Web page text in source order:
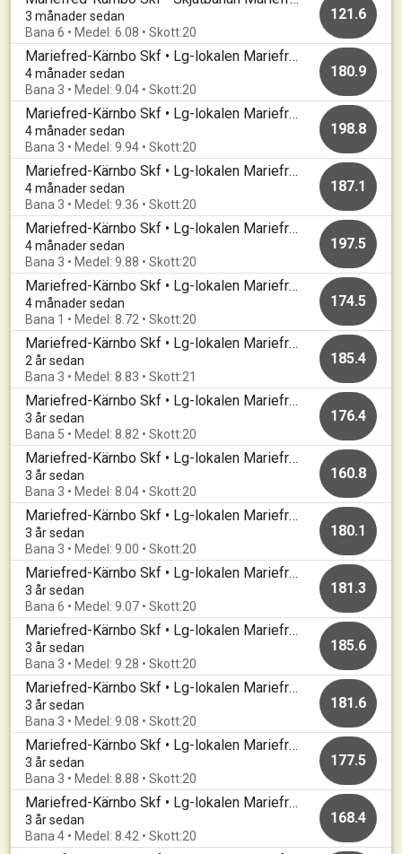
3 månader sedan
Bana 6 • Medel: 6.08 • Skott:20
121.6
Mariefred-Kärnbo Skf • Lg-lokalen Mariefred • 20260409
4 månader sedan
Bana 3 • Medel: 9.04 • Skott:20
180.9
Mariefred-Kärnbo Skf • Lg-lokalen Mariefred • 20260407
4 månader sedan
Bana 3 • Medel: 9.94 • Skott:20
198.8
Mariefred-Kärnbo Skf • Lg-lokalen Mariefred • 20260331
4 månader sedan
Bana 3 • Medel: 9.36 • Skott:20
187.1
Mariefred-Kärnbo Skf • Lg-lokalen Mariefred • 20260326
4 månader sedan
Bana 3 • Medel: 9.88 • Skott:20
197.5
Mariefred-Kärnbo Skf • Lg-lokalen Mariefred • 20260324
4 månader sedan
Bana 1 • Medel: 8.72 • Skott:20
174.5
Mariefred-Kärnbo Skf • Lg-lokalen Mariefred • 20231005
2 år sedan
Bana 3 • Medel: 8.83 • Skott:21
185.4
Mariefred-Kärnbo Skf • Lg-lokalen Mariefred • 20230323
3 år sedan
Bana 5 • Medel: 8.82 • Skott:20
176.4
Mariefred-Kärnbo Skf • Lg-lokalen Mariefred • 20230321
3 år sedan
Bana 3 • Medel: 8.04 • Skott:20
160.8
Mariefred-Kärnbo Skf • Lg-lokalen Mariefred • 20230316
3 år sedan
Bana 3 • Medel: 9.00 • Skott:20
180.1
Mariefred-Kärnbo Skf • Lg-lokalen Mariefred • 20230314
3 år sedan
Bana 6 • Medel: 9.07 • Skott:20
181.3
Mariefred-Kärnbo Skf • Lg-lokalen Mariefred • 20230309
3 år sedan
Bana 3 • Medel: 9.28 • Skott:20
185.6
Mariefred-Kärnbo Skf • Lg-lokalen Mariefred • 20230302
3 år sedan
Bana 3 • Medel: 9.08 • Skott:20
181.6
Mariefred-Kärnbo Skf • Lg-lokalen Mariefred • 20230228
3 år sedan
Bana 3 • Medel: 8.88 • Skott:20
177.5
Mariefred-Kärnbo Skf • Lg-lokalen Mariefred • 20230223
3 år sedan
Bana 4 • Medel: 8.42 • Skott:20
168.4